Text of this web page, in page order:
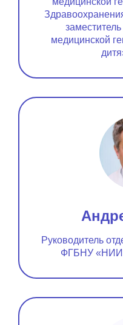
медицинской
Руководитель
ФГБНУ «НИИ